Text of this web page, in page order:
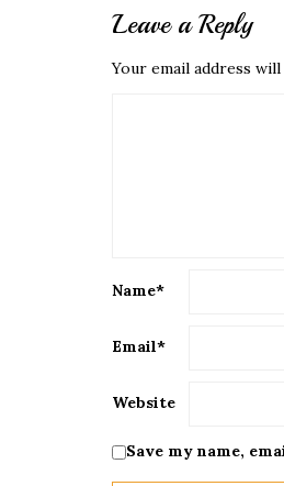
Leave a Reply
Your email address
Name*
Email*
Website
Save my name,